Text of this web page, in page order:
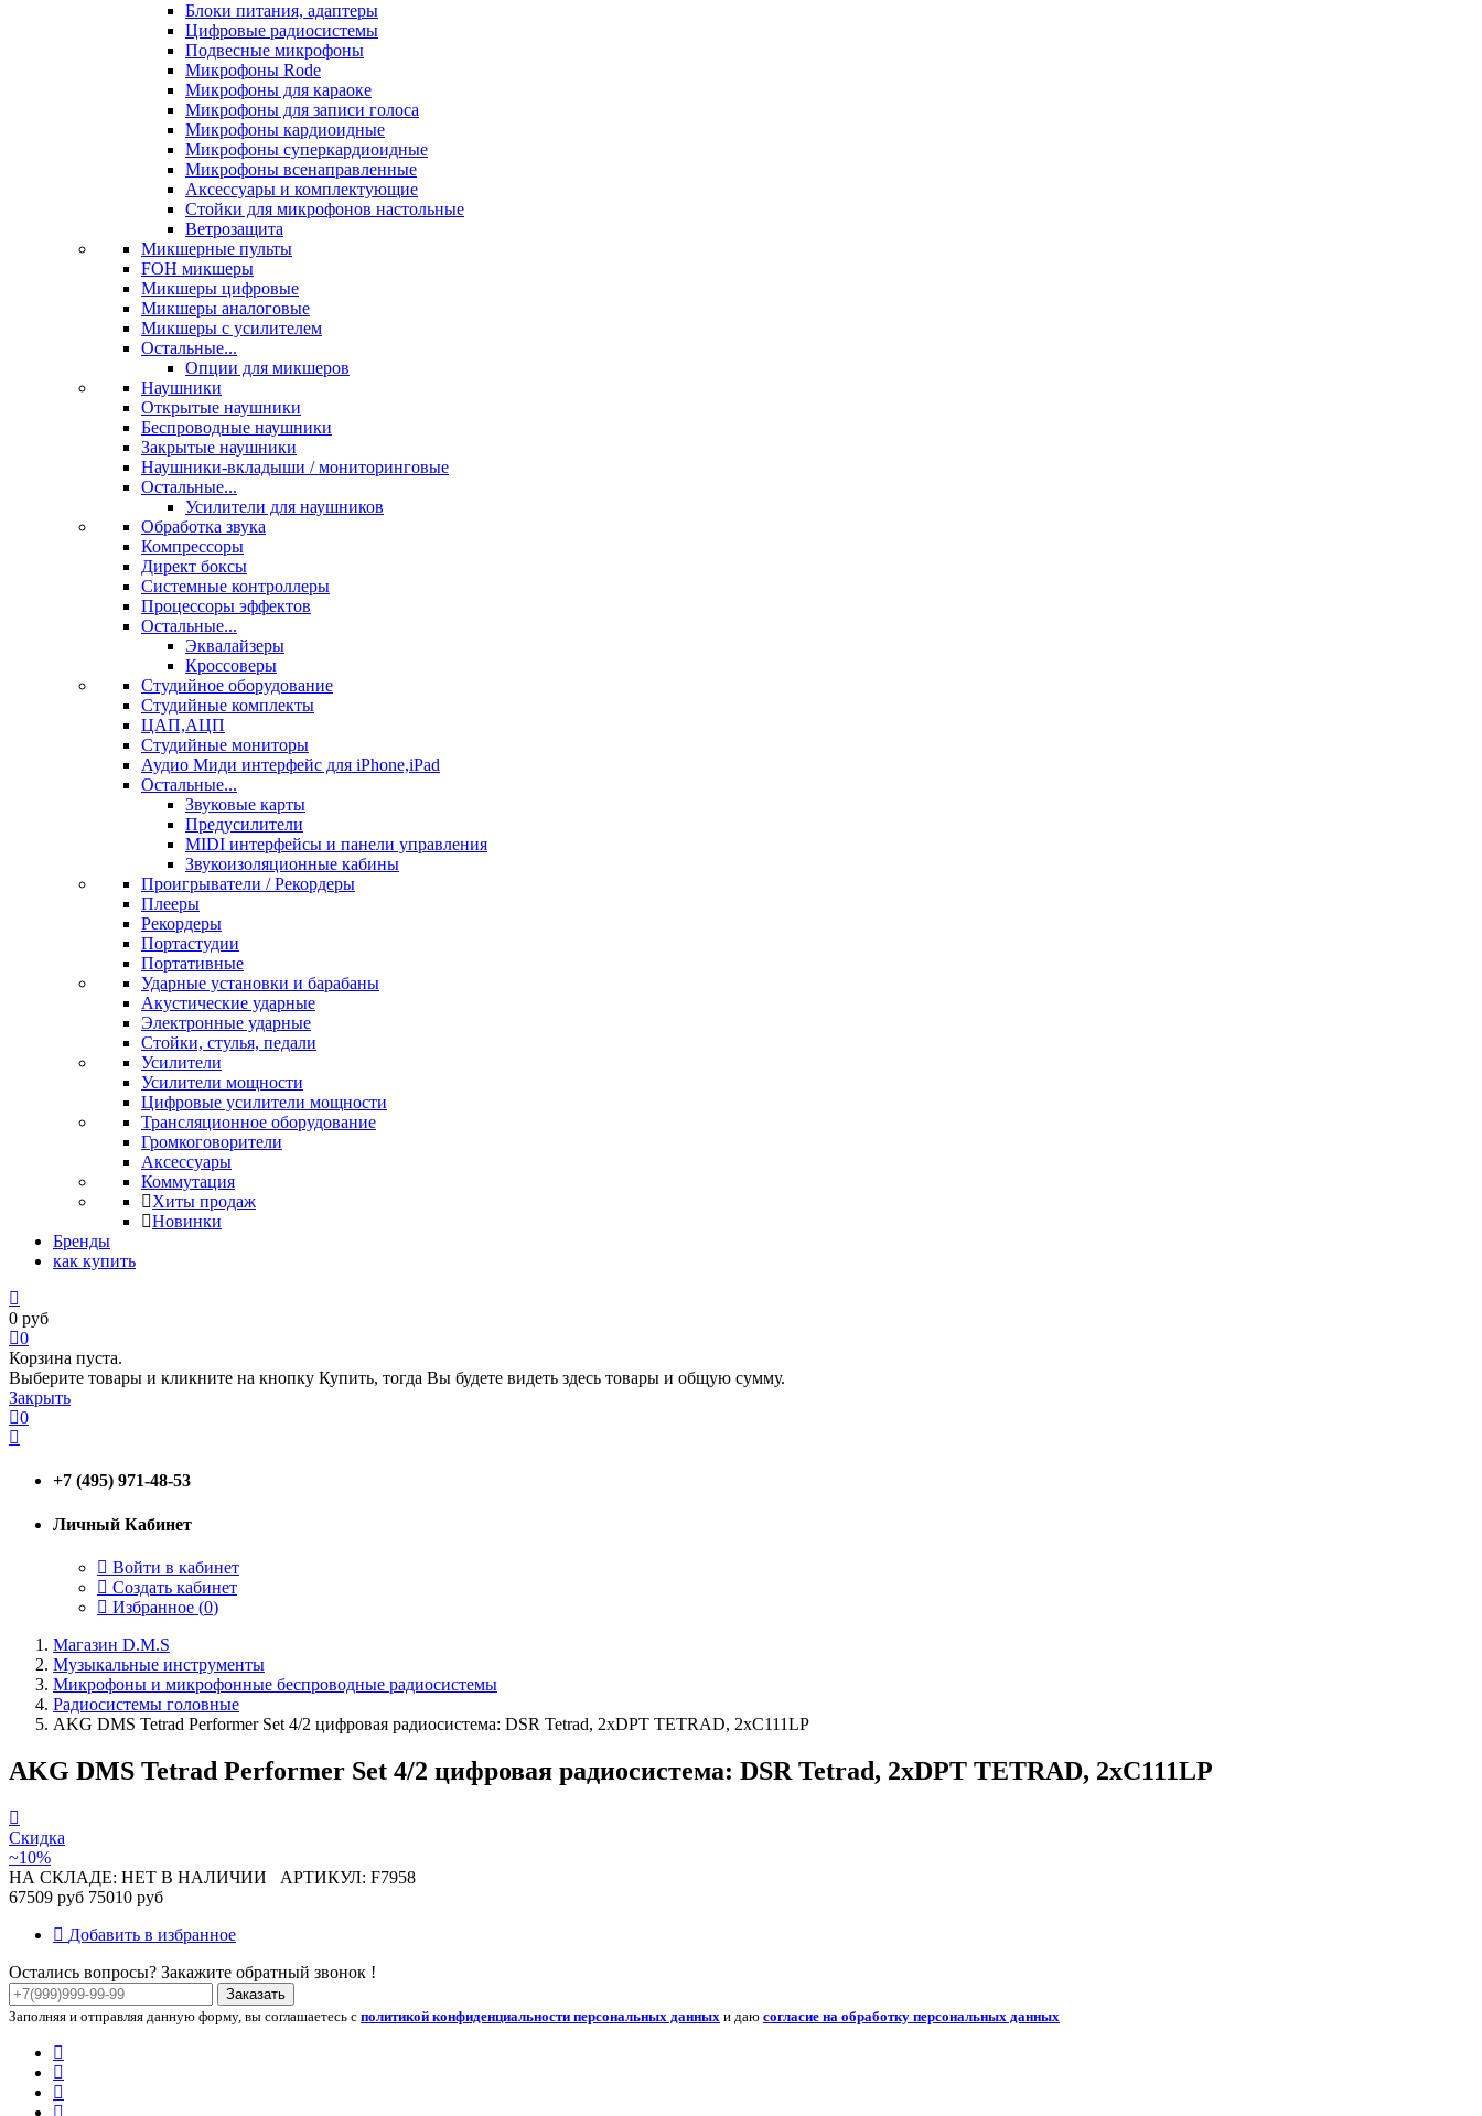
Блоки питания, адаптеры
Цифровые радиосистемы
Подвесные микрофоны
Микрофоны Rode
Микрофоны для караоке
Микрофоны для записи голоса
Микрофоны кардиоидные
Микрофоны суперкардиоидные
Микрофоны всенаправленные
Аксессуары и комплектующие
Стойки для микрофонов настольные
Ветрозащита
Микшерные пульты
FOH микшеры
Микшеры цифровые
Микшеры аналоговые
Микшеры с усилителем
Остальные...
Опции для микшеров
Наушники
Открытые наушники
Беспроводные наушники
Закрытые наушники
Наушники-вкладыши / мониторинговые
Остальные...
Усилители для наушников
Обработка звука
Компрессоры
Директ боксы
Системные контроллеры
Процессоры эффектов
Остальные...
Эквалайзеры
Кроссоверы
Студийное оборудование
Студийные комплекты
ЦАП,АЦП
Студийные мониторы
Аудио Миди интерфейс для iPhone,iPad
Остальные...
Звуковые карты
Предусилители
MIDI интерфейсы и панели управления
Звукоизоляционные кабины
Проигрыватели / Рекордеры
Плееры
Рекордеры
Портастудии
Портативные
Ударные установки и барабаны
Акустические ударные
Электронные ударные
Стойки, стулья, педали
Усилители
Усилители мощности
Цифровые усилители мощности
Трансляционное оборудование
Громкоговорители
Аксессуары
Коммутация
Хиты продаж
Новинки
Бренды
как купить
0 руб
0
Корзина пуста.
Выберите товары и кликните на кнопку Купить, тогда Вы будете видеть здесь товары и общую сумму.
Закрыть
0
+7 (495) 971-48-53
Личный Кабинет
Войти в кабинет
Создать кабинет
Избранное (0)
Магазин D.M.S
Музыкальные инструменты
Микрофоны и микрофонные беспроводные радиосистемы
Радиосистемы головные
AKG DMS Tetrad Performer Set 4/2 цифровая радиосистема: DSR Tetrad, 2xDPT TETRAD, 2xC111LP
AKG DMS Tetrad Performer Set 4/2 цифровая радиосистема: DSR Tetrad, 2xDPT TETRAD, 2xC111LP
Скидка
~10%
НА СКЛАДЕ: НЕТ В НАЛИЧИИ АРТИКУЛ: F7958
67509 руб 75010 руб
Добавить в избранное
Остались вопросы? Закажите обратный звонок !
Заказать
Заполняя и отправляя данную форму, вы соглашаетесь с политикой конфиденциальности персональных данных и даю согласие на обработку персональных данных